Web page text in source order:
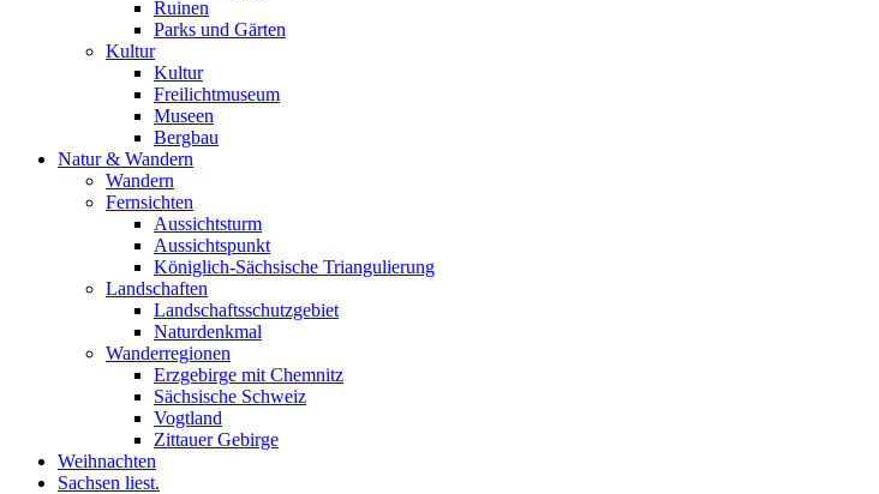
Ruinen
Parks und Gärten
Kultur
Kultur
Freilichtmuseum
Museen
Bergbau
Natur & Wandern
Wandern
Fernsichten
Aussichtsturm
Aussichtspunkt
Königlich-Sächsische Triangulierung
Landschaften
Landschaftsschutzgebiet
Naturdenkmal
Wanderregionen
Erzgebirge mit Chemnitz
Sächsische Schweiz
Vogtland
Zittauer Gebirge
Weihnachten
Sachsen liest.